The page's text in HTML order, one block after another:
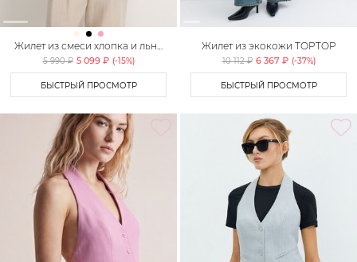
Жилет из смеси хлопка и льна
TOPTOP
5 990 ₽ 5 099 ₽ (-15%)
БЫСТРЫЙ ПРОСМОТР
Жилет из экокожи TOPTOP
10 112 ₽ 6 367 ₽ (-37%)
БЫСТРЫЙ ПРОСМОТР